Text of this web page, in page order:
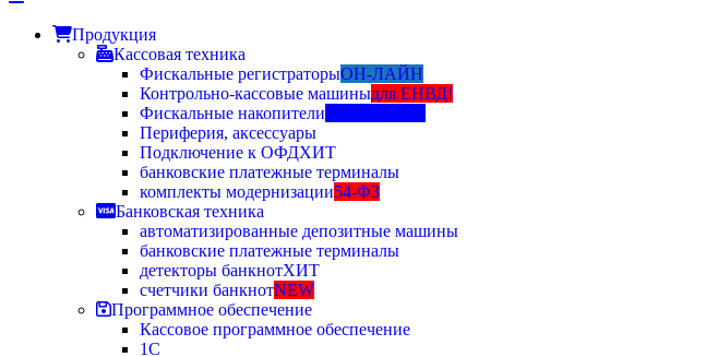
Продукция
Кассовая техника
Фискальные регистраторыОН-ЛАЙН
Контрольно-кассовые машиныдля ЕНВД!
Фискальные накопители
Периферия, аксессуары
Подключение к ОФДХИТ
банковские платежные терминалы
комплекты модернизации54-ФЗ
Банковская техника
автоматизированные депозитные машины
банковские платежные терминалы
детекторы банкнотХИТ
счетчики банкнотNEW
Программное обеспечение
Кассовое программное обеспечение
1С